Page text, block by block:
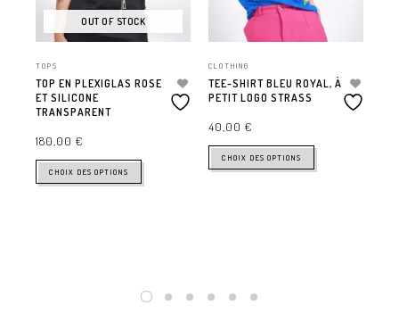
OUT OF STOCK
TOPS
TOP EN PLEXIGLAS ROSE
ET SILICONE
TRANSPARENT
180,00 €
CHOIX DES OPTIONS
CLOTHING
TEE-SHIRT BLEU ROYAL, À
PETIT LOGO STRASS
40,00 €
CHOIX DES OPTIONS